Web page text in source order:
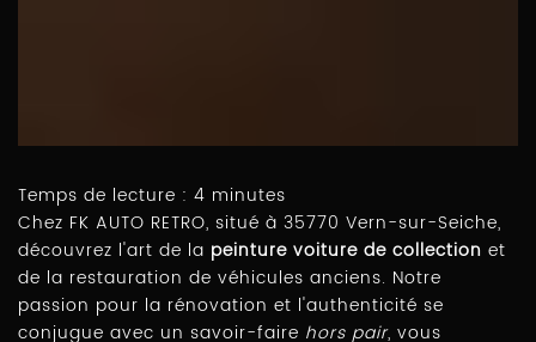
Temps de lecture : 4 minutes
Chez FK AUTO RETRO, situé à 35770 Vern-sur-Seiche,
découvrez l'art de la peinture voiture de collection et
de la restauration de véhicules anciens. Notre
passion pour la rénovation et l'authenticité se
conjugue avec un savoir-faire hors pair, vous